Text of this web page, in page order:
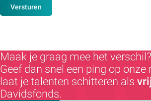
Versturen
Maak je graag mee het verschil?
Geef dan snel een ping op onze
laat je talenten schitteren als
Davidsfonds.